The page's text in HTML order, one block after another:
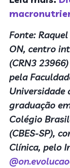
Fonte:
ON, centro
(CRN3
pela
Universidade
graduação
Colégio
(CBES-SP),
Clínica, pelo